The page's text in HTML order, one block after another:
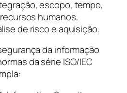
escopo, tempo,
humanos,
de risco e aquisição.
da informação
da série ISO/IEC